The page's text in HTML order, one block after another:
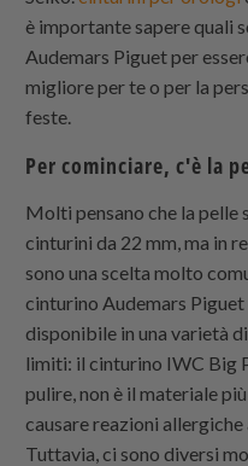
è importante sapere quali
Audemars Piguet per
migliore per te o per la
feste.
Per cominciare, c'è la
Molti pensano che la
cinturini da 22 mm, ma in
sono una scelta molto
cinturino Audemars
disponibile in una varietà
limiti: il cinturino IWC Big
pulire, non è il materiale
causare reazioni allergiche
Tuttavia, ci sono diversi